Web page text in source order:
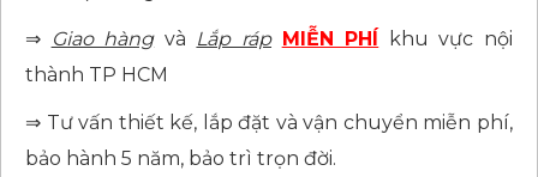
⇒ Giao hàngvà Lắp ráp MIỄN PHÍ khu vực nội
thành TP HCM
⇒ Tư vấn thiết kế, lắp đặt và vận chuyển miễn phí,
bảo hành 5 năm, bảo trì trọn đời.